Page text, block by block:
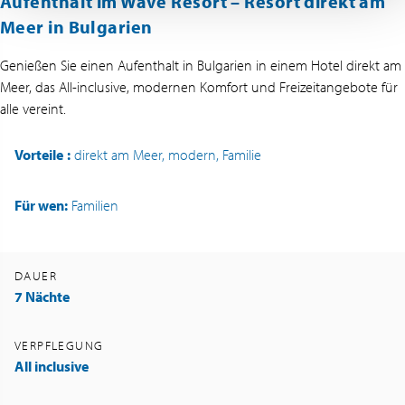
Meer in Bulgarien
Genießen Sie einen Aufenthalt in Bulgarien in einem Hotel direkt am
Meer, das All-inclusive, modernen Komfort und Freizeitangebote für
alle vereint.
Vorteile : direkt am Meer, modern, Familie
Für wen: Familien
DAUER
7 Nächte
VERPFLEGUNG
All inclusive